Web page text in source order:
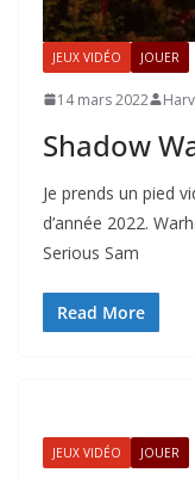
JEUX VIDÉO JOUER
14 mars 2022
Shadow
Je prends un pied
d’année 2022.
Serious Sam
Read More
JEUX VIDÉO JOUER